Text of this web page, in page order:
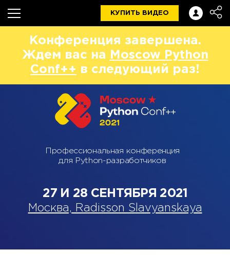
КУПИТЬ ВИДЕО
Конференция завершена.
Ждем вас на
Moscow Python
Conf++ в следующий раз!
Профессиональная конференция
для Python-разработчиков
27 И 28 СЕНТЯБРЯ 2021
Москва, Radisson Slavyanskaya